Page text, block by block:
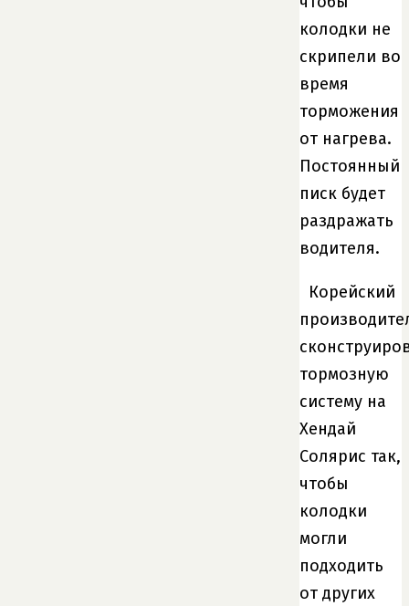
колодки не
скрипели во
время
торможения
от нагрева.
Постоянный
писк будет
раздражать
водителя.
Корейский
тормозную
систему на
Хендай
Солярис так,
чтобы
колодки
могли
подходить
от других